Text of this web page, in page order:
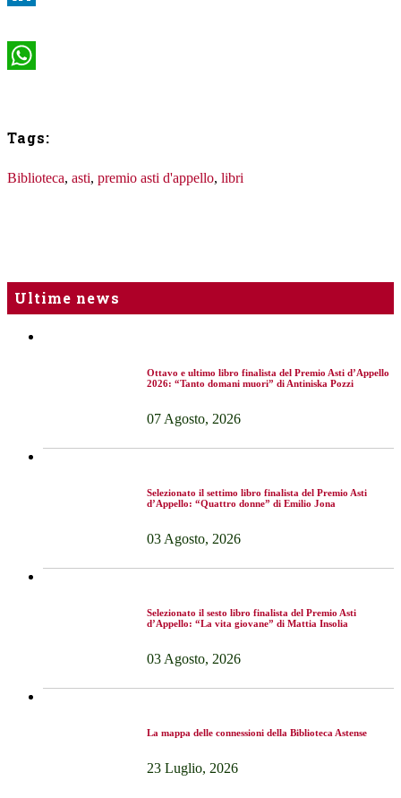
Tags:
Biblioteca, asti, premio asti d'appello, libri
Ultime news
Ottavo e ultimo libro finalista del Premio Asti d’Appello
2026: “Tanto domani muori” di Antiniska Pozzi
07 Agosto, 2026
Selezionato il settimo libro finalista del Premio Asti
d’Appello: “Quattro donne” di Emilio Jona
03 Agosto, 2026
Selezionato il sesto libro finalista del Premio Asti
d’Appello: “La vita giovane” di Mattia Insolia
03 Agosto, 2026
La mappa delle connessioni della Biblioteca Astense
23 Luglio, 2026